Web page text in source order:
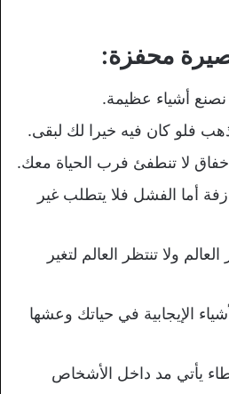
محفزة:
نصنع أشياء عظيمة.
فلو كان فيه خيرا لك لبقى.
لا تنطفئ فرب الحياة معك.
أما الفشل فلا يتطلب غير
ولا تنتظر العالم لتغير
الإيجابية في حياتك وعشها
يأتي مد داخل الأشخاص